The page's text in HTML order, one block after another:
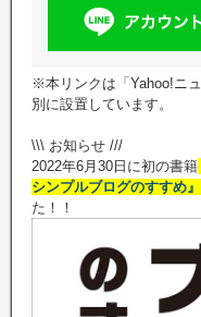
※本リンクは「Yahoo!ニ
別に設置しています。
\\\ お知らせ ///
2022年6月30日に初の書籍
シンプルブログのすすめ
た！！